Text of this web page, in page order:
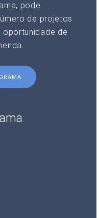
pode
de projetos
oportunidade de